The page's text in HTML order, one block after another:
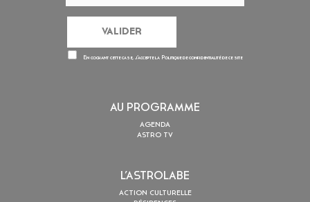
En cochant cette case, j’accepte la Politique de confidentialitéde ce site
AU PROGRAMME
AGENDA
ASTRO TV
L’ASTROLABE
ACTION CULTURELLE